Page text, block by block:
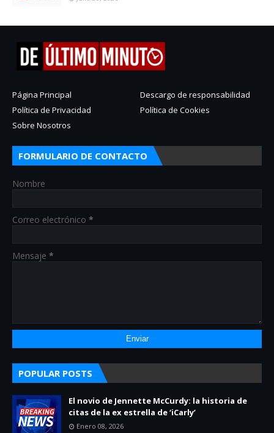
Página Principal
Descargo de responsabilidad
Política de Privacidad
Política de Cookies
Sobre Nosotros
FORMULARIO DE CONTACTO
Nombre
Correo electrónico *
Mensaje *
POPULAR POSTS
El novio de Jennette McCurdy: la historia de
citas de la ex estrella de ‘iCarly’
Enero 08, 2026